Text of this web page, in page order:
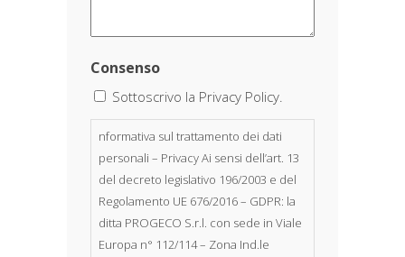
Consenso
Sottoscrivo la Privacy Policy.
nformativa sul trattamento dei dati
personali – Privacy Ai sensi dell’art. 13
del decreto legislativo 196/2003 e del
Regolamento UE 676/2016 – GDPR: la
ditta PROGECO S.r.l. con sede in Viale
Europa n° 112/114 – Zona Ind.le